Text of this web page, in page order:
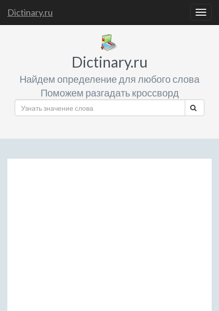
Dictinary.ru
Dictinary.ru
Найдем определение для любого слова
Поможем разгадать кроссворд